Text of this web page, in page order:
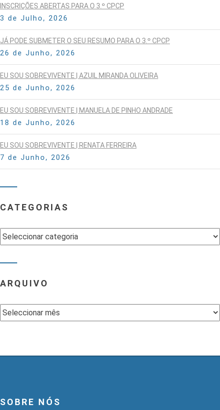
INSCRIÇÕES ABERTAS PARA O 3.º CPCP
3 de Julho, 2026
JÁ PODE SUBMETER O SEU RESUMO PARA O 3.º CPCP
26 de Junho, 2026
EU SOU SOBREVIVENTE | AZUIL MIRANDA OLIVEIRA
25 de Junho, 2026
EU SOU SOBREVIVENTE | MANUELA DE PINHO ANDRADE
18 de Junho, 2026
EU SOU SOBREVIVENTE | RENATA FERREIRA
7 de Junho, 2026
CATEGORIAS
Categorias
ARQUIVO
Arquivo
SOBRE NÓS